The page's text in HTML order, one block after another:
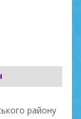
району